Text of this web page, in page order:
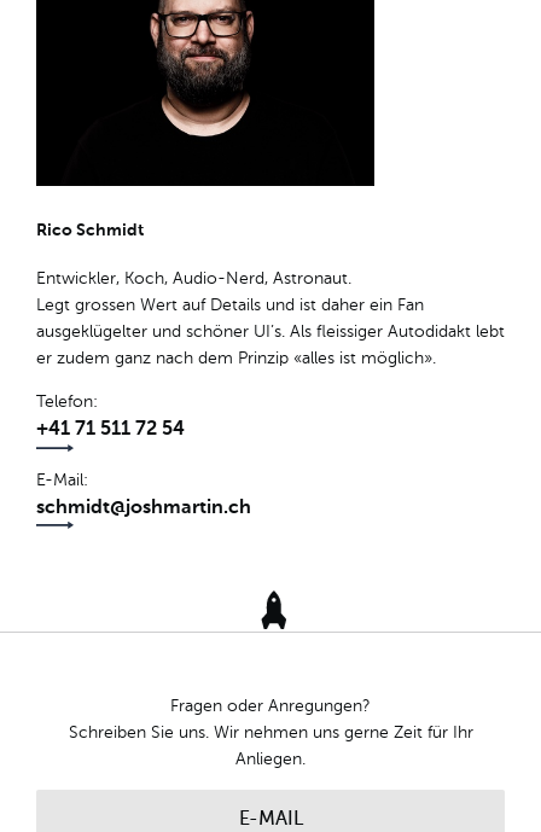
Rico Schmidt
Entwickler, Koch, Audio-Nerd, Astronaut.
Legt grossen Wert auf Details und ist daher ein Fan
ausgeklügelter und schöner UI’s. Als fleissiger Autodidakt lebt
er zudem ganz nach dem Prinzip «alles ist möglich».
Telefon
+41 71 511 72 54
E-Mail
schmidt@joshmartin.ch
Fragen oder Anregungen?
Schreiben Sie uns. Wir nehmen uns gerne Zeit für Ihr
Anliegen.
E-MAIL